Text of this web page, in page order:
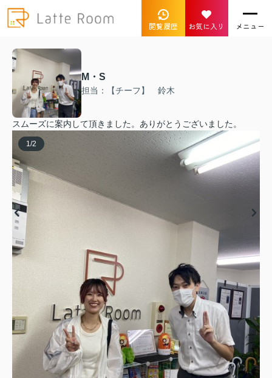
閲覧履歴 お気に入り メニュー
M・S
担当：【チーフ】 鈴木
スムーズに案内して頂きました。ありがとうございました。
1 /2